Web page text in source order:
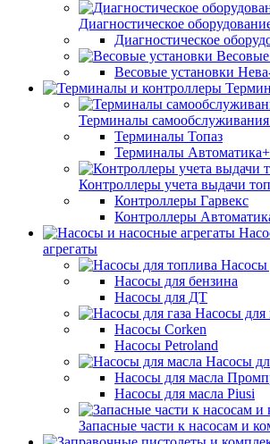
Диагностическое
Диагностическое
Весовые установки
Терминалы
Терминалы Топаз
Терминалы Автоматика+
Контроллеры учета выдачи
Контроллеры Гарвекс
Контроллеры
агрегаты
Насосы
Насосы для бензина
Насосы для ДТ
Насосы для
Насосы Corken
Насосы Petroland
Насосы
Насосы для масла
Насосы для масла Piusi
Запасные части к насосам и